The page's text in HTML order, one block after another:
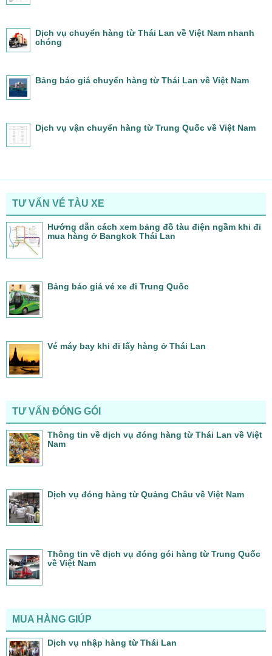
Dịch vụ chuyển hàng từ Thái Lan về Việt Nam nhanh
chóng
Bảng báo giá chuyển hàng từ Thái Lan về Việt Nam
Dịch vụ vận chuyển hàng từ Trung Quốc về Việt Nam
TƯ VẤN VÉ TÀU XE
Hướng dẫn cách xem bảng đồ tàu điện ngầm khi đi
mua hàng ở Bangkok Thái Lan
Bảng báo giá vé xe đi Trung Quốc
Vé máy bay khi đi lấy hàng ở Thái Lan
TƯ VẤN ĐÓNG GÓI
Thông tin về dịch vụ đóng hàng từ Thái Lan về Việt
Nam
Dịch vụ đóng hàng từ Quảng Châu về Việt Nam
Thông tin về dịch vụ đóng gói hàng từ Trung Quốc
về Việt Nam
MUA HÀNG GIÚP
Dịch vụ nhập hàng từ Thái Lan